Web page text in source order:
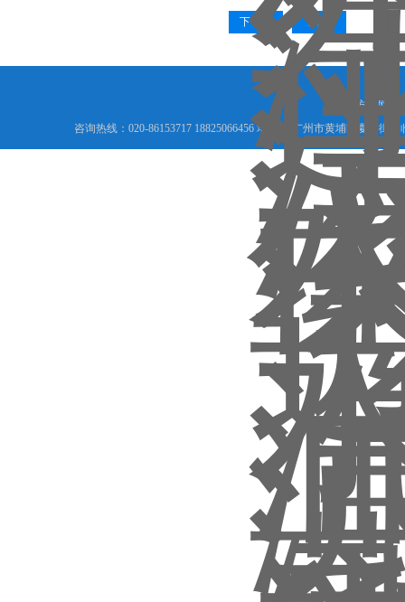
下一页 末页
乐鱼官方端网站
咨询热线：020-86153717 18825066456 地址： 广州市黄埔区夏港街